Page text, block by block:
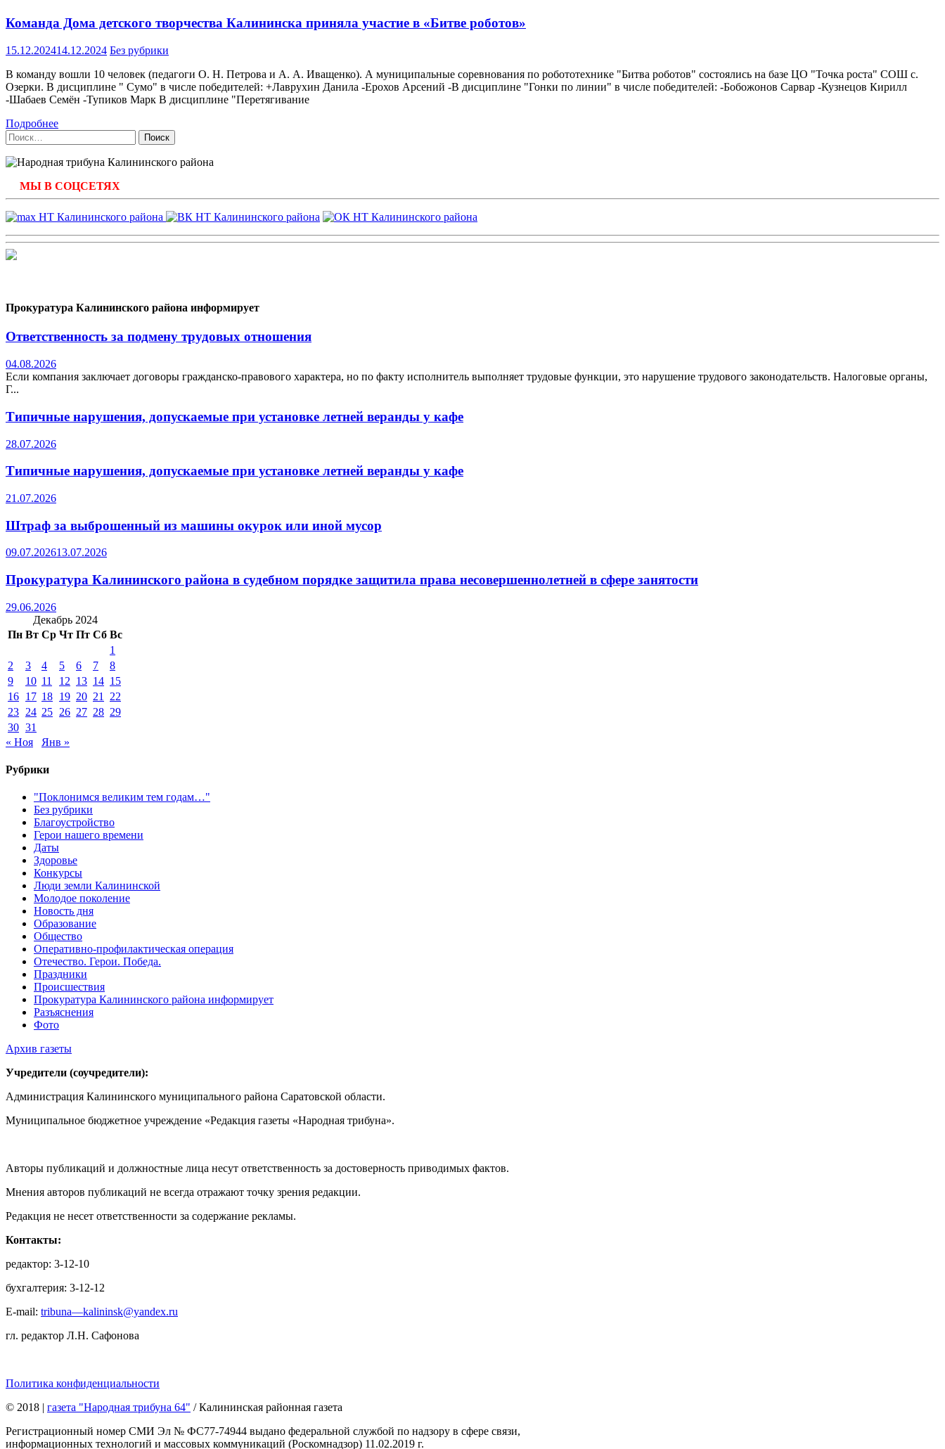
Команда Дома детского творчества Калининска приняла участие в «Битве роботов»
15.12.202414.12.2024 Без рубрики
В команду вошли 10 человек (педагоги О. Н. Петрова и А. А. Иващенко). А муниципальные соревнования по робототехнике "Битва роботов" состоялись на базе ЦО "Точка роста" СОШ с.
Озерки. В дисциплине " Сумо" в числе победителей: +Лаврухин Данила -Ерохов Арсений -В дисциплине "Гонки по линии" в числе победителей: -Бобожонов Сарвар -Кузнецов Кирилл
-Шабаев Семён -Тупиков Марк В дисциплине "Перетягивание
Подробнее
Найти:
МЫ В СОЦСЕТЯХ
Прокуратура Калининского района информирует
Ответственность за подмену трудовых отношения
04.08.2026
Если компания заключает договоры гражданско-правового характера, но по факту исполнитель выполняет трудовые функции, это нарушение трудового законодательств. Налоговые органы,
Г...
Типичные нарушения, допускаемые при установке летней веранды у кафе
28.07.2026
Типичные нарушения, допускаемые при установке летней веранды у кафе
21.07.2026
Штраф за выброшенный из машины окурок или иной мусор
09.07.202613.07.2026
Прокуратура Калининского района в судебном порядке защитила права несовершеннолетней в сфере занятости
29.06.2026
Декабрь 2024
Пн Вт Ср Чт Пт Сб Вс
1
2
3 4 5 6 7
8
9
10 11 12 13 14 15
16 17 18 19 20 21
22
23 24 25 26 27 28 29
30 31
« Ноя
Янв »
Рубрики
"Поклонимся великим тем годам…"
Без рубрики
Благоустройство
Герои нашего времени
Даты
Здоровье
Конкурсы
Люди земли Калининской
Молодое поколение
Новость дня
Образование
Общество
Оперативно-профилактическая операция
Отечество. Герои. Победа.
Праздники
Происшествия
Прокуратура Калининского района информирует
Разъяснения
Фото
Архив газеты
Учредители (соучредители):
Администрация Калининского муниципального района Саратовской области.
Муниципальное бюджетное учреждение «Редакция газеты «Народная трибуна».
Авторы публикаций и должностные лица несут ответственность за достоверность приводимых фактов.
Мнения авторов публикаций не всегда отражают точку зрения редакции.
Редакция не несет ответственности за содержание рекламы.
Контакты:
редактор: 3-12-10
бухгалтерия: 3-12-12
E-mail: tribuna—kalininsk@yandex.ru
гл. редактор Л.Н. Сафонова
Политика конфиденциальности
© 2018 | газета "Народная трибуна 64" / Калининская районная газета
Регистрационный номер СМИ Эл № ФС77-74944 выдано федеральной службой по надзору в сфере связи,
информационных технологий и массовых коммуникаций (Роскомнадзор) 11.02.2019 г.